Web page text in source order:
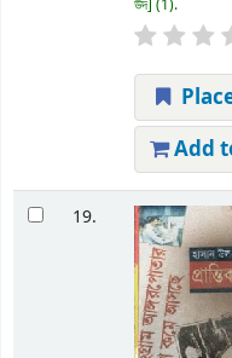
উদ (1).
Add
19.